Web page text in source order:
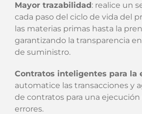
Mayor trazabilidad: realice un
cada paso del ciclo de vida del
las materias primas hasta la
garantizando la transparencia
de suministro.
Contratos inteligentes para la
automatice las transacciones y
de contratos para una ejecución
errores.